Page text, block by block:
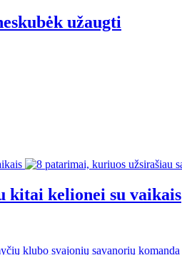
užaugti
kitai kelionei su vaikais